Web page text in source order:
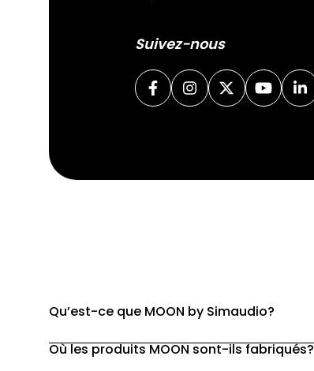
Suivez-nous
Qu’est-ce que MOON by Simaudio?
Où les produits MOON sont-ils fabriqués?